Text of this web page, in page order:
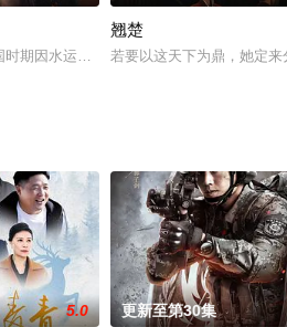
摄两季，第一季获得2014艺恩紫勋奖“中国
期因水运而兴旺的白河镇恐怖案件频发：
翘楚
若要以这天下为鼎，她定
5.0 更新至第30集